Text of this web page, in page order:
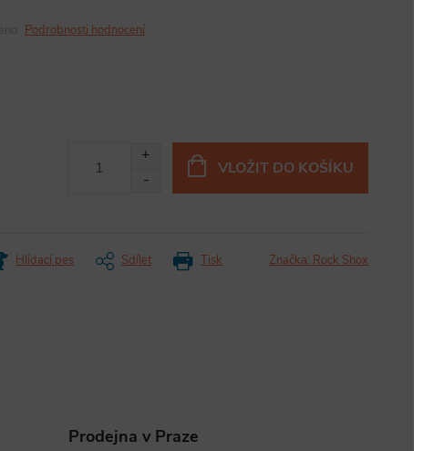
Podrobnosti hodnocení
VLOŽIT DO KOŠÍKU
Tisk
Hlídací pes Sdílet Značka: Rock Shox
Prodejna v Praze